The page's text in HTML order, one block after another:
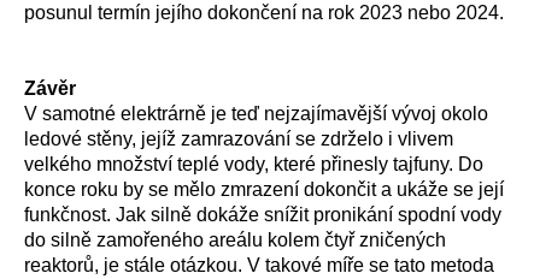
posunul termín jejího dokončení na rok 2023 nebo 2024.
Závěr
V samotné elektrárně je teď nejzajímavější vývoj okolo
ledové stěny, jejíž zamrazování se zdrželo i vlivem
velkého množství teplé vody, které přinesly tajfuny. Do
konce roku by se mělo zmrazení dokončit a ukáže se její
funkčnost. Jak silně dokáže snížit pronikání spodní vody
do silně zamořeného areálu kolem čtyř zničených
reaktorů, je stále otázkou. V takové míře se tato metoda